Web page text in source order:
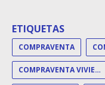
ETIQUETAS
COMPRAVENTA
COMPRAVENTA VIVIENDA